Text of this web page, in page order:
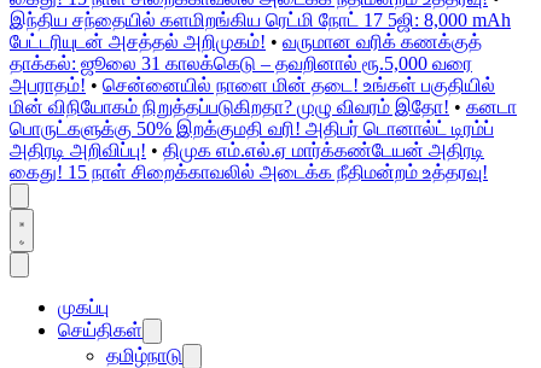
இந்திய சந்தையில் களமிறங்கிய ரெட்மி நோட் 17 5ஜி: 8,000 mAh
பேட்டரியுடன் அசத்தல் அறிமுகம்! • வருமான வரிக் கணக்குத்
தாக்கல்: ஜூலை 31 காலக்கெடு – தவறினால் ரூ.5,000 வரை
அபராதம்! • சென்னையில் நாளை மின் தடை! உங்கள் பகுதியில்
மின் விநியோகம் நிறுத்தப்படுகிறதா? முழு விவரம் இதோ! • கனடா
பொருட்களுக்கு 50% இறக்குமதி வரி! அதிபர் டொனால்ட் டிரம்ப்
அதிரடி அறிவிப்பு! • திமுக எம்.எல்.ஏ மார்க்கண்டேயன் அதிரடி
கைது! 15 நாள் சிறைக்காவலில் அடைக்க நீதிமன்றம் உத்தரவு!
முகப்பு
செய்திகள்
தமிழ்நாடு